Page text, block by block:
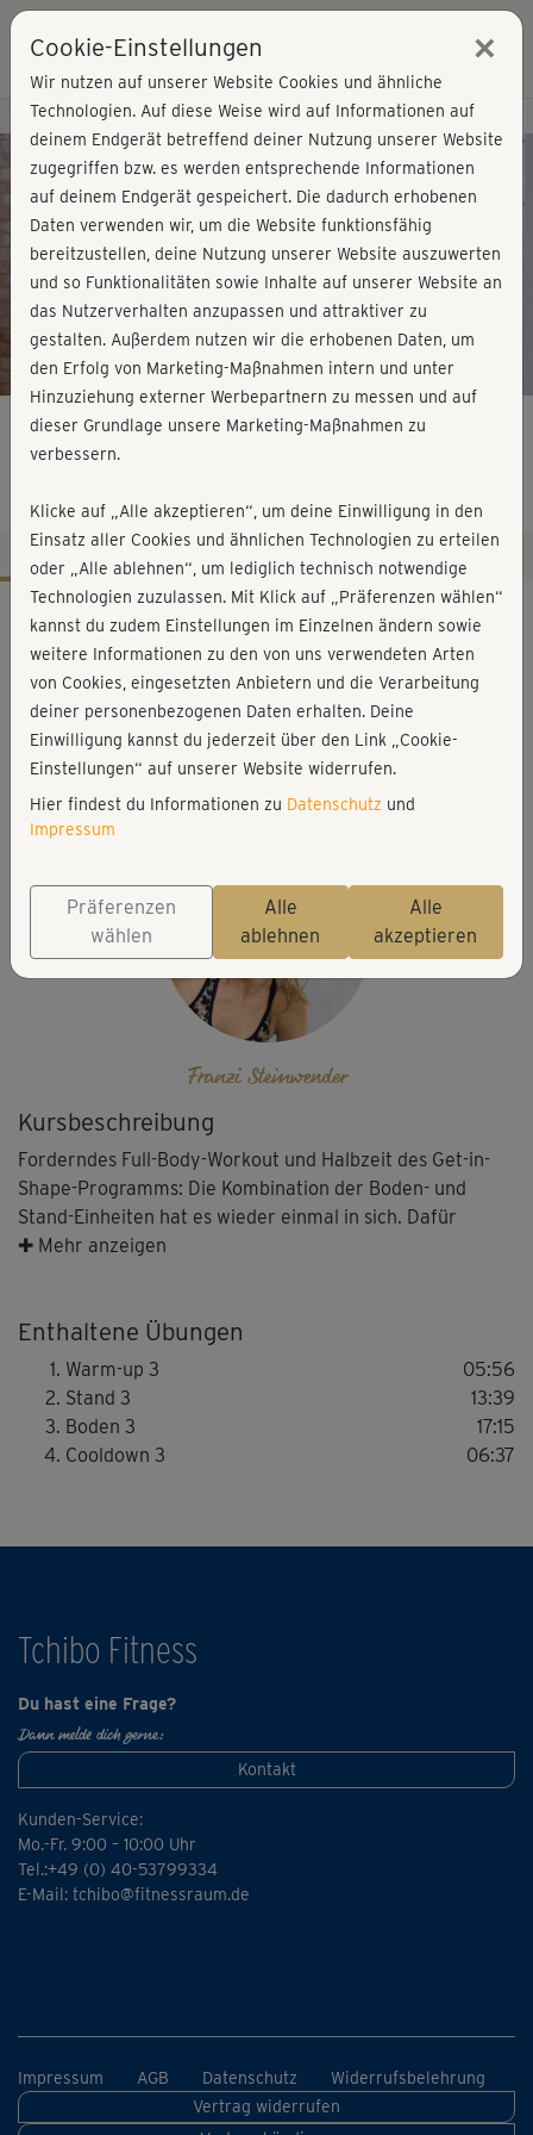
Play
Video
Kursvorschau - Jetzt mitmachen!
Get in Shape - Workout 3
Kursbeschreibung
Forderndes Full-Body-Workout und Halbzeit des Get-in-
Shape-Programms: Die Kombination der Boden- und
Stand-Einheiten hat es wieder einmal in sich. Dafür
kannst du nach den drei Wochen Muskel- und
✚ Mehr anzeigen
Enthaltene Übungen
Warm-up 3
05:56
Stand 3
13:39
Boden 3
17:15
Cooldown 3
06:37
Workout-Facts
anspruchsvoll
43 Min
279 kcal
Franzi Steinwender
Matte, Handtuch
Franzi Steinwender
Tchibo Fitness
Du hast eine Frage?
Dann melde dich gerne:
Kontakt
Kunden-Service:
Mo.-Fr. 9:00 – 10:00 Uhr
Tel.:+49 (0) 40-53799334
E-Mail: tchibo@fitnessraum.de
Impressum AGB Datenschutz
Widerrufsbelehrung
Vertrag widerrufen
Cookie-Einstellungen ×
Wir nutzen auf unserer Website Cookies und ähnliche
Technologien. Auf diese Weise wird auf Informationen auf
deinem Endgerät betreffend deiner Nutzung unserer Website
zugegriffen bzw. es werden entsprechende Informationen
auf deinem Endgerät gespeichert. Die dadurch erhobenen
Daten verwenden wir, um die Website funktionsfähig
bereitzustellen, deine Nutzung unserer Website auszuwerten
und so Funktionalitäten sowie Inhalte auf unserer Website an
das Nutzerverhalten anzupassen und attraktiver zu
gestalten. Außerdem nutzen wir die erhobenen Daten, um
den Erfolg von Marketing-Maßnahmen intern und unter
Hinzuziehung externer Werbepartnern zu messen und auf
dieser Grundlage unsere Marketing-Maßnahmen zu
verbessern.
Klicke auf „Alle akzeptieren“, um deine Einwilligung in den
Einsatz aller Cookies und ähnlichen Technologien zu erteilen
oder „Alle ablehnen“, um lediglich technisch notwendige
Technologien zuzulassen. Mit Klick auf „Präferenzen wählen“
kannst du zudem Einstellungen im Einzelnen ändern sowie
weitere Informationen zu den von uns verwendeten Arten
von Cookies, eingesetzten Anbietern und die Verarbeitung
deiner personenbezogenen Daten erhalten. Deine
Einwilligung kannst du jederzeit über den Link „Cookie-
Einstellungen“ auf unserer Website widerrufen.
Hier findest du Informationen zu Datenschutz und
Impressum
Präferenzen
wählen
Alle
ablehnen
Alle
akzeptieren